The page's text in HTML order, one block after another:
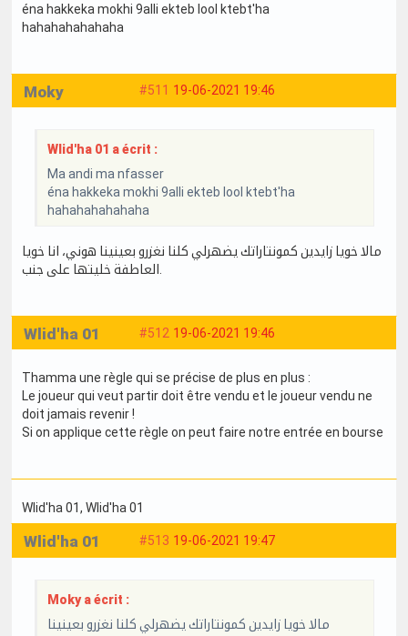
éna hakkeka mokhi 9alli ekteb lool ktebt'ha
hahahahahahaha
#511 19-06-2021 19:46
Moky
Wlid'ha 01 a écrit :
Ma andi ma nfasser
éna hakkeka mokhi 9alli ekteb lool ktebt'ha
hahahahahahaha
مالا خويا زايدين كمونتاراتك يضهرلي كلنا نغزرو بعينينا هوني، انا خويا
العاطفة خليتها على جنب.
#512 19-06-2021 19:46
Wlid'ha 01
Thamma une règle qui se précise de plus en plus :
Le joueur qui veut partir doit être vendu et le joueur vendu ne
doit jamais revenir !
Si on applique cette règle on peut faire notre entrée en bourse
Wlid'ha 01, Wlid'ha 01
#513 19-06-2021 19:47
Wlid'ha 01
Moky a écrit :
مالا خويا زايدين كمونتاراتك يضهرلي كلنا نغزرو بعينينا